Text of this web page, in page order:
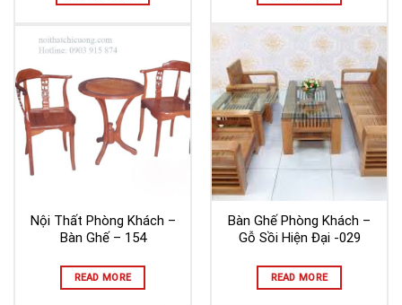
Nội Thất Phòng Khách –
Bàn Ghế – 154
READ MORE
Bàn Ghế Phòng Khách –
Gỗ Sồi Hiện Đại -029
READ MORE